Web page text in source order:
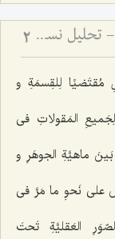
ماهیت جوهر و عرض در وجود ذهنی - تحلیل نسبت میان کلیات جواهر و صور عقلیه 2
مُقتَضیًا لِلقِسمَةِ و
المَقولاتِ فی
بَینَ ماهیَّةِ الجوهَرِ و
على نَحوِ ما مَرَّ فی
العَقلیَّةِ تَحتَ